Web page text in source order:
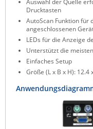
Vision
WATTECO
Westermo
Yuasa
ZPE Systems
News zu unseren
Auswahl der Quelle
Drucktasten
AutoScan Funktion für
angeschlossenen
LEDs für die Anzeige
Unterstützt die
Einfaches Setup
Größe (L x B x H): 12.4